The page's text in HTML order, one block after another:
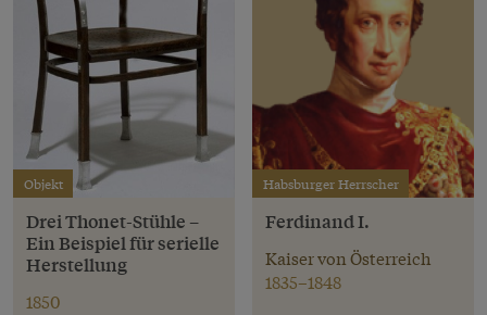
Objekt
Drei Thonet-Stühle –
Ein Beispiel für serielle
Herstellung
1850
Habsburger Herrscher
Ferdinand I.
Kaiser von Österreich
1835–1848